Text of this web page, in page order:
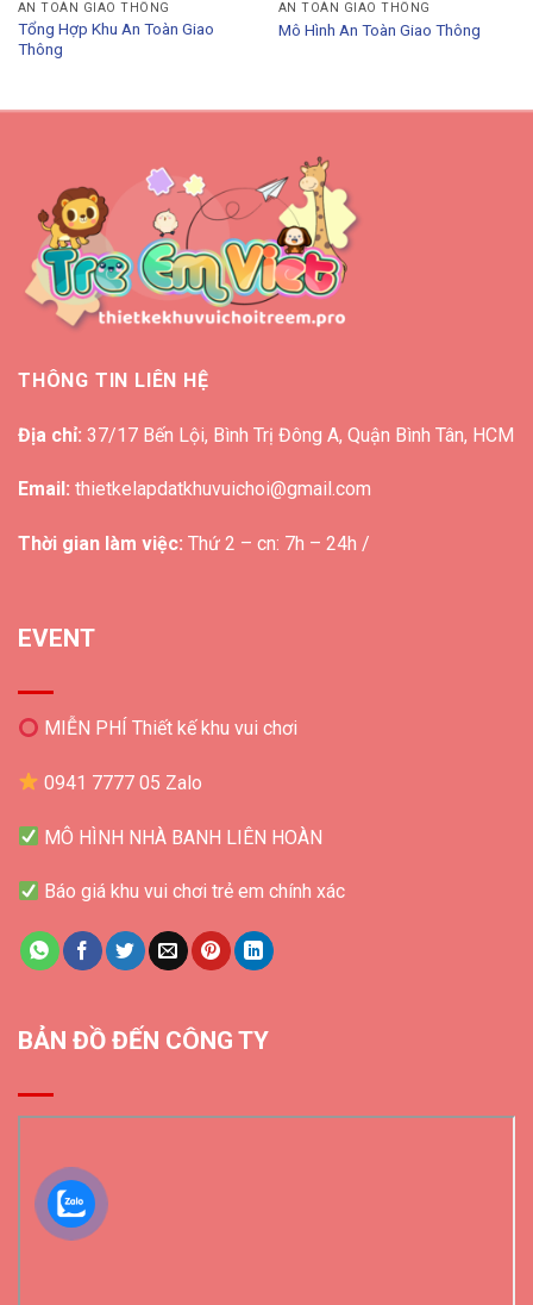
AN TOÀN GIAO THÔNG
Tổng Hợp Khu An Toàn Giao
Thông
AN TOÀN GIAO THÔNG
Mô Hình An Toàn Giao Thông
THÔNG TIN LIÊN HỆ
Địa chỉ: 37/17 Bến Lội, Bình Trị Đông A, Quận Bình Tân, HCM
Email: thietkelapdatkhuvuichoi@gmail.com
Thời gian làm việc: Thứ 2 – cn: 7h – 24h /
EVENT
MIỄN PHÍ Thiết kế khu vui chơi
0941 7777 05 Zalo
MÔ HÌNH NHÀ BANH LIÊN HOÀN
Báo giá khu vui chơi trẻ em chính xác
BẢN ĐỒ ĐẾN CÔNG TY